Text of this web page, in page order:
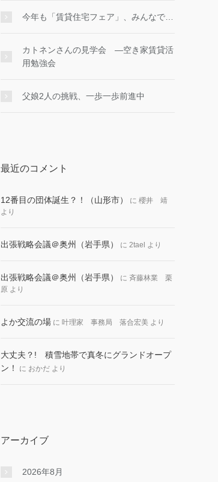
今年も「賃貸住宅フェア」、みんなで…
カトネンさんの見学会 ―空き家賃貸活
用勉強会
父娘2人の挑戦、一歩一歩前進中
最近のコメント
12番目の団体誕生？！（山形市） に 櫻井 靖
より
出張戦略会議＠奥州（岩手県） に 2tael より
出張戦略会議＠奥州（岩手県） に 斉藤林業 栗
原 より
よか交流の場 に 叶理家 事務局 落合宏美 より
大丈夫？! 積雪地帯で真冬にグランドオープ
ン！
に おかだ より
アーカイブ
2026年8月